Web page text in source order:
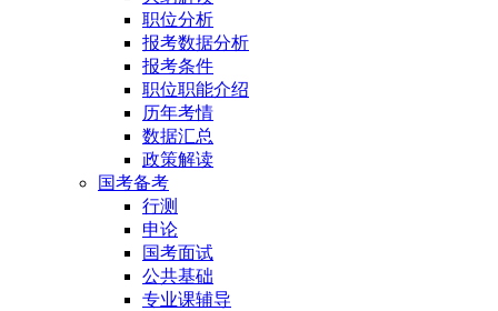
职位分析
报考数据分析
报考条件
职位职能介绍
历年考情
数据汇总
政策解读
国考备考
行测
申论
国考面试
公共基础
专业课辅导